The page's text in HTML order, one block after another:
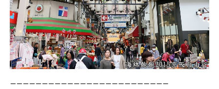
－－－－－－－－－－－－－－－－－－－－－－－－－